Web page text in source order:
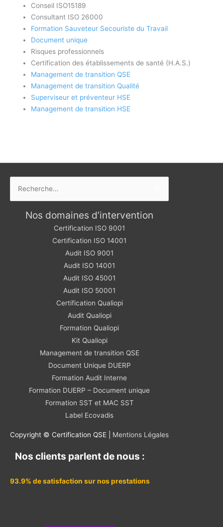
Conseil ISO15189
Consultant ISO 26000
Formation Sauveteur Secouriste du Travail
Document unique
Risques professionnels
Certification des établissements de santé (H.A.S.)
Management de transition QSE
Management de transition Qualité
Superviseur et préventeur HSE
Management de transition HSE
Nos domaines d’intervention
Certification ISO 9001
Certification ISO 14001
Audit ISO 9001
Audit ISO 14001
Audit ISO 45001
Audit ISO 50001
Certification Qualiopi
Audit Qualiopi
Formation Qualiopi
Kit Qualiopi
Management de transition QSE
Document Unique DUERP
Formation Audit Interne
Formation DUERP – Document unique
Formation SST et MAC SST
Label Ecovadis
Copyright © Certification QSE | Mentions Légales
Nos clients parlent de nous :
93.9% de satisfaction sur nos prestations